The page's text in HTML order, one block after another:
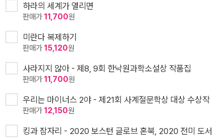
하라의 세계가 열리면
판매가11,700원
미란다 복제하기
판매가15,120원
사라지지 않아 - 제8, 9회 한낙원과학소설상 작품집
판매가11,700원
우리는 마이너스 2야 - 제21회 사계절문학상 대상 수상작
판매가12,150원
킹과 잠자리 - 2020 보스턴 글로브 혼북, 2020 전미 도서